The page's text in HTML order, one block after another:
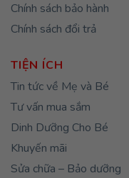
Chính sách bảo hành
Chính sách đổi trả
TIỆN ÍCH
Tin tức về Mẹ và Bé
Tư vấn mua sắm
Dinh Dưỡng Cho Bé
Khuyến mãi
Sửa chữa – Bảo dưỡng